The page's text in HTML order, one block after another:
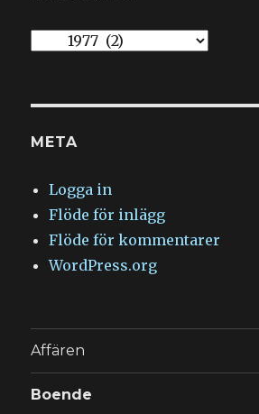
Kategorier
META
Logga in
Flöde för inlägg
Flöde för kommentarer
WordPress.org
Affären
Boende